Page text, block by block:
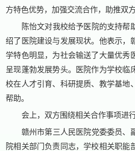
方特色优势，加强交流合作，助推双
陈怡文对我校给予医院的支持帮
绍了医院建设与发展现状。他表示，
学特色明显，为社会输送了大量优秀
呈现蓬勃发展势头。医院作为学校临
校在人才引育、科研提质、教学基地
帮助。
会上，双方围绕相关合作事项进
赣州市第三人民医院党委委员、
院相关部门负责同志，学校相关职能